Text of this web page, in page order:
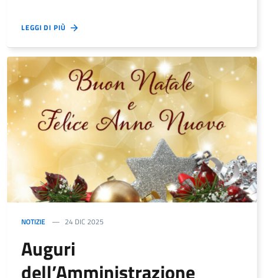
LEGGI DI PIÙ
NOTIZIE 24 DIC 2025
Auguri
dell’Amministrazione